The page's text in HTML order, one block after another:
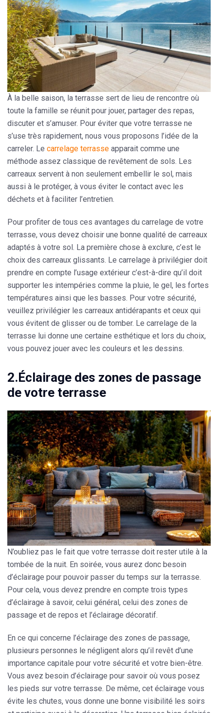
À la belle saison, la terrasse sert de lieu de rencontre où
toute la famille se réunit pour jouer, partager des repas,
discuter et s’amuser. Pour éviter que votre terrasse ne
s’use très rapidement, nous vous proposons l’idée de la
carreler. Le carrelage terrasse apparait comme une
méthode assez classique de revêtement de sols. Les
carreaux servent à non seulement embellir le sol, mais
aussi à le protéger, à vous éviter le contact avec les
déchets et à faciliter l’entretien.
Pour profiter de tous ces avantages du carrelage de votre
terrasse, vous devez choisir une bonne qualité de carreaux
adaptés à votre sol. La première chose à exclure, c’est le
choix des carreaux glissants. Le carrelage à privilégier doit
prendre en compte l’usage extérieur c’est-à-dire qu’il doit
supporter les intempéries comme la pluie, le gel, les fortes
températures ainsi que les basses. Pour votre sécurité,
veuillez privilégier les carreaux antidérapants et ceux qui
vous évitent de glisser ou de tomber. Le carrelage de la
terrasse lui donne une certaine esthétique et lors du choix,
vous pouvez jouer avec les couleurs et les dessins.
2.Éclairage des zones de passage
de votre terrasse
N’oubliez pas le fait que votre terrasse doit rester utile à la
tombée de la nuit. En soirée, vous aurez donc besoin
d’éclairage pour pouvoir passer du temps sur la terrasse.
Pour cela, vous devez prendre en compte trois types
d’éclairage à savoir, celui général, celui des zones de
passage et de repos et l’éclairage décoratif.
En ce qui concerne l’éclairage des zones de passage,
plusieurs personnes le négligent alors qu’il revêt d’une
importance capitale pour votre sécurité et votre bien-être.
Vous avez besoin d’éclairage pour savoir où vous posez
les pieds sur votre terrasse. De même, cet éclairage vous
évite les chutes, vous donne une bonne visibilité les soirs